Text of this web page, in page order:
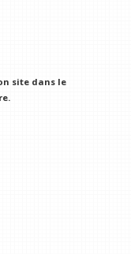
site dans le